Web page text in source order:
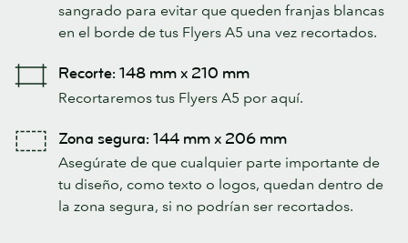
sangrado para evitar que queden franjas blancas
en el borde de tus Flyers A5 una vez recortados.
Recorte: 148 mm x 210 mm
Recortaremos tus Flyers A5 por aquí.
Zona segura: 144 mm x 206 mm
Asegúrate de que cualquier parte importante de
tu diseño, como texto o logos, quedan dentro de
la zona segura, si no podrían ser recortados.